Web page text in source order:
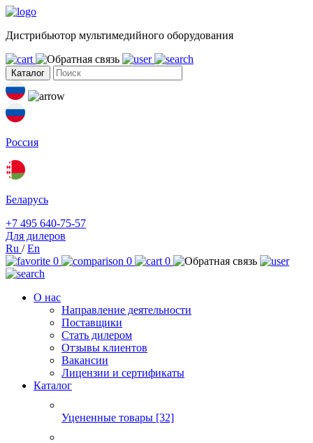
Дистрибьютор мультимедийного оборудования
Каталог
Россия
Беларусь
+7 495 640-75-57
Для дилеров
Ru /En
0
0 0
О нас
Направление деятельности
Поставщики
Стать дилером
Отзывы клиентов
Вакансии
Лицензии и сертификаты
Каталог
Уцененные товары [32]